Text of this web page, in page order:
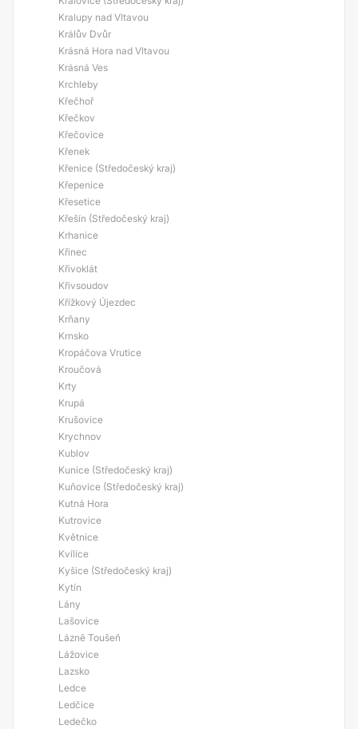
Kralupy nad Vltavou
Králův Dvůr
Krásná Hora nad Vltavou
Krásná Ves
Krchleby
Křečhoř
Křečkov
Křečovice
Křenek
Křenice (Středočeský kraj)
Křepenice
Křesetice
Křešín (Středočeský kraj)
Krhanice
Křinec
Křivoklát
Křivsoudov
Křížkový Újezdec
Krňany
Krnsko
Kropáčova Vrutice
Kroučová
Krty
Krupá
Krušovice
Krychnov
Kublov
Kunice (Středočeský kraj)
Kuňovice (Středočeský kraj)
Kutná Hora
Kutrovice
Květnice
Kvílice
Kyšice (Středočeský kraj)
Kytín
Lány
Lašovice
Lázně Toušeň
Lážovice
Lazsko
Ledce
Ledčice
Ledečko